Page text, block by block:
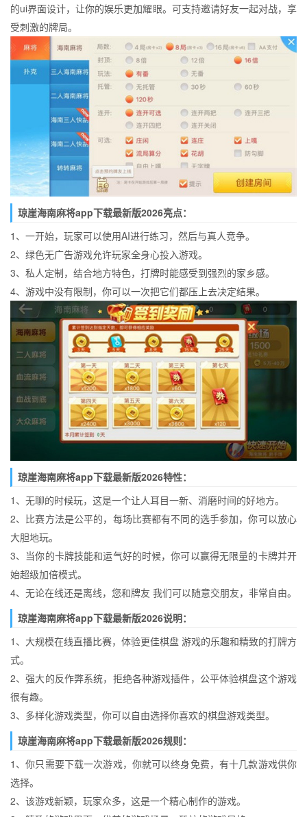
的ui界面设计，让你的娱乐更加耀眼。可支持邀请好友一起对战，享
受刺激的牌局。
琼崖海南麻将app下载最新版2026亮点：
1、一开始，玩家可以使用AI进行练习，然后与真人竞争。
2、绿色无广告游戏允许玩家全身心投入游戏。
3、私人定制，结合地方特色，打牌时能感受到强烈的家乡感。
4、游戏中没有限制，你可以一次把它们都压上去决定结果。
琼崖海南麻将app下载最新版2026特性：
1、无聊的时候玩，这是一个让人耳目一新、消磨时间的好地方。
2、比赛方法是公平的，每场比赛都有不同的选手参加，你可以放心
大胆地玩。
3、当你的卡牌技能和运气好的时候，你可以赢得无限量的卡牌并开
始超级加倍模式。
4、无论在线还是离线，您和牌友 我们可以随意交朋友，非常自由。
琼崖海南麻将app下载最新版2026说明：
1、大规模在线直播比赛，体验更佳棋盘 游戏的乐趣和精致的打牌方
式。
2、强大的反作弊系统，拒绝各种游戏插件，公平体验棋盘这个游戏
很有趣。
3、多样化游戏类型，你可以自由选择你喜欢的棋盘游戏类型。
琼崖海南麻将app下载最新版2026规则：
1、你只需要下载一次游戏，你就可以终身免费，有十几款游戏供你
选择。
2、该游戏新颖，玩家众多，这是一个精心制作的游戏。